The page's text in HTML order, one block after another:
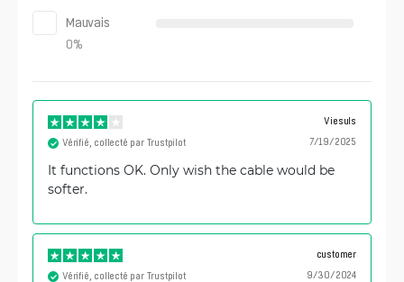
Mauvais
0%
Viesuls
7/19/2025
Vérifié, collecté par Trustpilot
It functions OK. Only wish the cable would be
softer.
customer
9/30/2024
Vérifié, collecté par Trustpilot